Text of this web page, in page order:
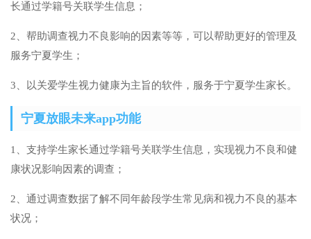
长通过学籍号关联学生信息；
2、帮助调查视力不良影响的因素等等，可以帮助更好的管理及
服务宁夏学生；
3、以关爱学生视力健康为主旨的软件，服务于宁夏学生家长。
宁夏放眼未来app功能
1、支持学生家长通过学籍号关联学生信息，实现视力不良和健
康状况影响因素的调查；
2、通过调查数据了解不同年龄段学生常见病和视力不良的基本
状况；